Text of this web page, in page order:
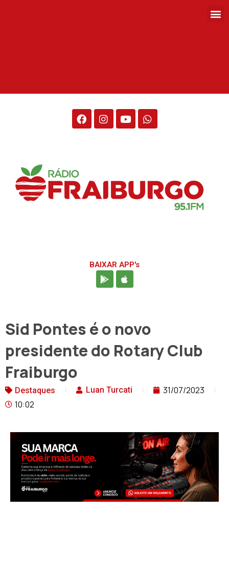
BAIXAR APP's
Sid Pontes é o novo
presidente do Rotary Club
Fraiburgo
Destaques Luan Turcati
31/07/2023
10:02